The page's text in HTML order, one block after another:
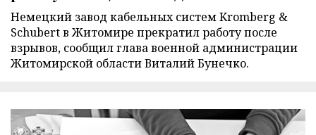
Немецкий завод кабельных систем Kromberg &
Schubert в Житомире прекратил работу после
взрывов, сообщил глава военной администрации
Житомирской области Виталий Бунечко.